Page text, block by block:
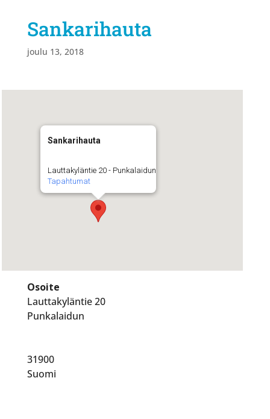
Sankarihauta
joulu 13, 2018
Sankarihauta
Lauttakyläntie 20 - Punkalaidun
Tapahtumat
Osoite
Lauttakyläntie 20
Punkalaidun
31900
Suomi